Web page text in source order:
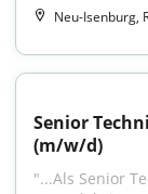
Neu-Isenburg,
Senior
(m/w/d)
"...Als Senior